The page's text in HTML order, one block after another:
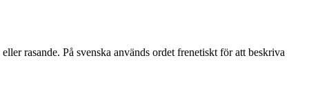
rasande. På svenska används ordet frenetiskt för att beskriva